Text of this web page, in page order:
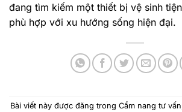
đang tìm kiếm một thiết bị vệ sinh
phù hợp với xu hướng sống hiện đại.
Bài viết này được đăng trong Cẩm nang tư vấn